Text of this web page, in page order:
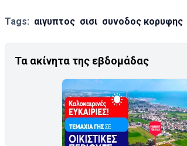
Tags: αιγυπτος σισι συνοδος κορυφης
Τα ακίνητα της εβδομάδας